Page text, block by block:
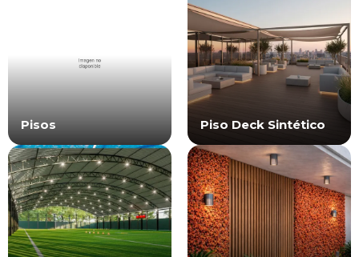
Pisos Piso Deck Sintético